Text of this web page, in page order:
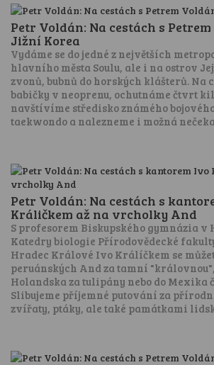
Petr Voldán: Na cestách s
Jižní Korea
Vydáme se do jedné z největších
hlavního města Soulu, ale i na ostrov
zvonů, bubnů do horských klášterů. Na
babičky v neoprenu, ochutnáme čtvrt
navštívíme středisko známého
taekwondo a nalezneme i možná
Petr Voldán: Na cestách s
Králičkem až na vrcholky And
S profesorem Biskupského gymnázia
Katedry biologie Přírodovědecké
Hradec Králové Ivo Králíčkem se
peruánských And za tamní
Holandska za tulipány nebo do Mexika
Slibujeme příjemné putování za
zvířaty, ptáky, ale také památkami